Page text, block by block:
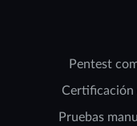
Pentest
Certificación
Pruebas